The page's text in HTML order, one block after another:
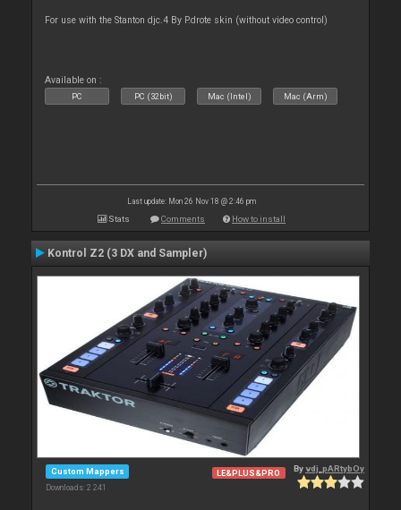
For use with the Stanton djc.4 By P.drote skin (without video control)
Available on :
PC PC (32bit) Mac (Intel) Mac (Arm)
Last update: Mon 26 Nov 18 @ 2:46 pm
Stats Comments How to install
Kontrol Z2 (3 DX and Sampler)
Custom Mappers
Downloads: 2 241
LE&PLUS&PRO Byvdj_pARtybOy